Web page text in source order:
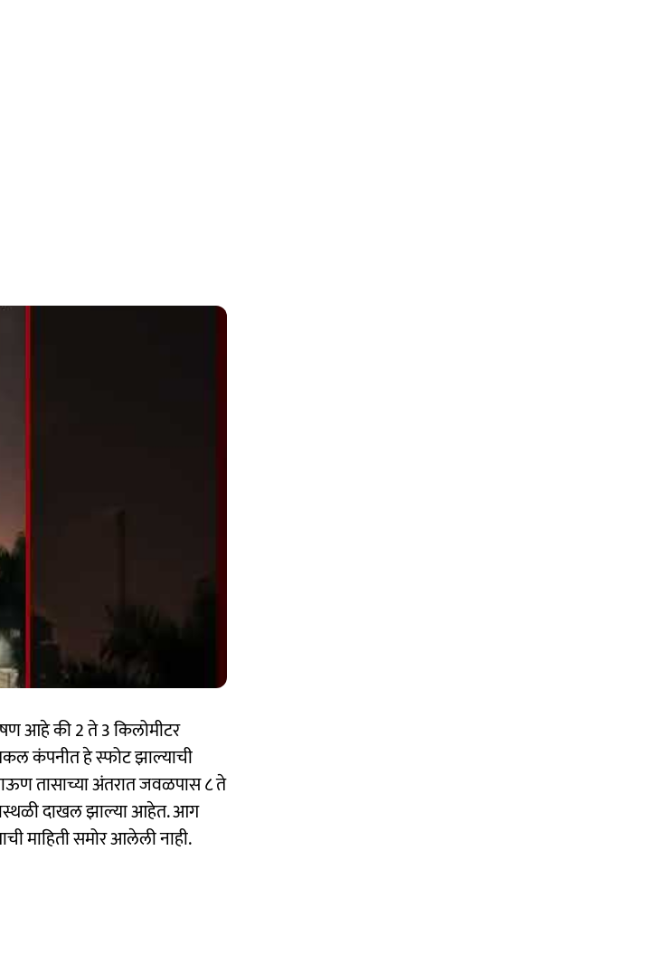
आहे की 2 ते 3 किलोमीटर
कंपनीत हे स्फोट झाल्याची
तासाच्या अंतरात जवळपास ८ ते
दाखल झाल्या आहेत. आग
माहिती समोर आलेली नाही.